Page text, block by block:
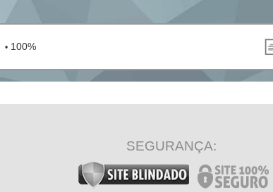
• 100%
SEGURANÇA: